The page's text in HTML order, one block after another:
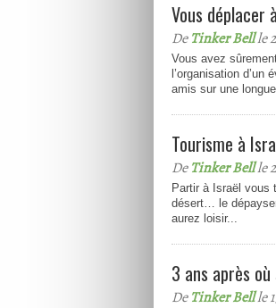
Vous déplacer
DeTinker Bellle
Vous avez
l’organisation
amis sur une
Tourisme à
DeTinker Bellle
Partir à Israël vous
désert… le
aurez loisir...
3 ans après où
DeTinker Bellle